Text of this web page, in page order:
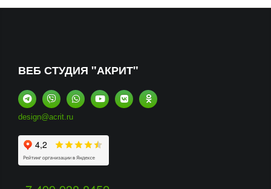
ВЕБ СТУДИЯ "АКРИТ"
design@acrit.ru